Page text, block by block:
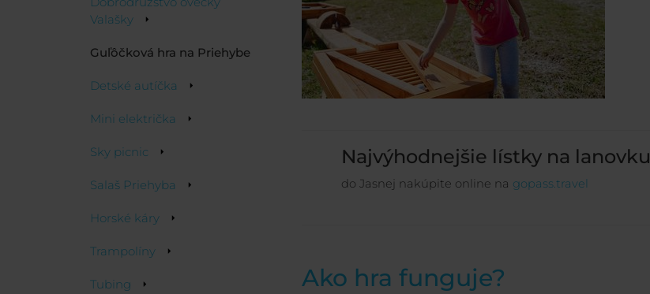
Valašky
Guľôčková hra na Priehybe
Detské autíčka
Mini električka
Sky picnic
Salaš Priehyba
Horské káry
Trampolíny
Tubing
Najvýhodnejšie lístky na lanovku
do Jasnej nakúpite online na gopass.travel
Ako hra funguje?